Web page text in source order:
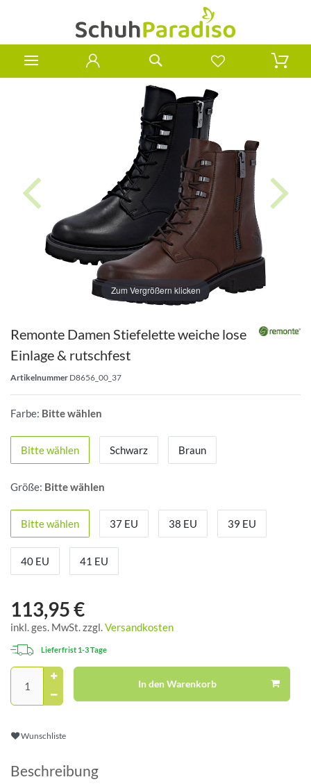
Zum Vergrößern klicken
Remonte Damen Stiefelette weiche lose
Einlage & rutschfest
Artikelnummer D8656_00_37
Farbe: Bitte wählen
Bitte wählen Schwarz Braun
Größe: Bitte wählen
Bitte wählen 37 EU 38 EU 39 EU
40 EU 41 EU
113,95 €
inkl. ges. MwSt. zzgl.Versandkosten
Lieferfrist 1-3 Tage
In den Warenkorb
Wunschliste
Beschreibung